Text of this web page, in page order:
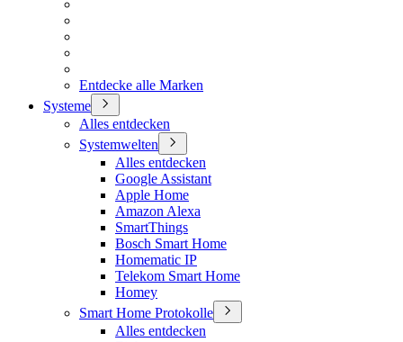
Entdecke alle Marken
Systeme
Alles entdecken
Systemwelten
Alles entdecken
Google Assistant
Apple Home
Amazon Alexa
SmartThings
Bosch Smart Home
Homematic IP
Telekom Smart Home
Homey
Smart Home Protokolle
Alles entdecken